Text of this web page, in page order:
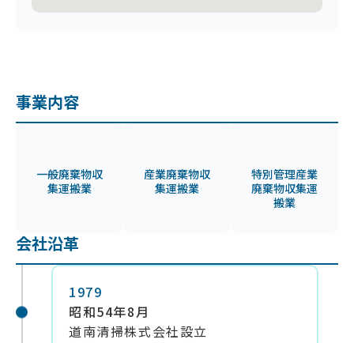
事業内容
一般廃棄物収
集運搬業
産業廃棄物収
集運搬業
特別管理産業
廃棄物収集運
搬業
会社沿革
1979
昭和54年8月
道南清掃株式会社設立